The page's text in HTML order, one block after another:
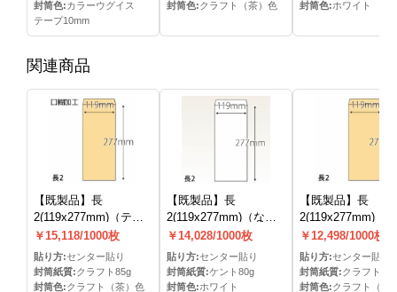
封筒色:カラーウグイス
テープ10mm
封筒色:クラフト（茶）色 封筒色:ホワイト
関連商品
【既製品】長
2(119x277mm)（テー
プ10mm）(C貼)
￥15,118/1000枚
貼り方:センター貼り
封筒紙質:クラフト85g
封筒色:クラフト（茶）色
【既製品】長
2(119x277mm)（な
し）(C貼)
￥14,028/1000枚
貼り方:センター貼り
封筒紙質:ケント80g
封筒色:ホワイト
【既製品】長
2(119x277mm)（な
し）(C貼)
￥12,498/1000枚
貼り方:センター貼り
封筒紙質:クラフト85g
封筒色:クラフト（茶